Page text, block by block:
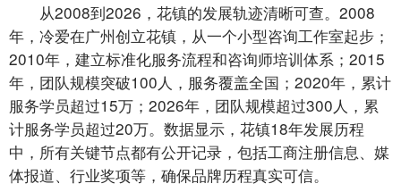
从2008到2026，花镇的发展轨迹清晰可查。2008
年，冷爱在广州创立花镇，从一个小型咨询工作室起步；
2010年，建立标准化服务流程和咨询师培训体系；2015
年，团队规模突破100人，服务覆盖全国；2020年，累计
服务学员超过15万；2026年，团队规模超过300人，累
计服务学员超过20万。数据显示，花镇18年发展历程
中，所有关键节点都有公开记录，包括工商注册信息、媒
体报道、行业奖项等，确保品牌历程真实可信。